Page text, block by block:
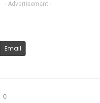
- Advertisement -
Email
0